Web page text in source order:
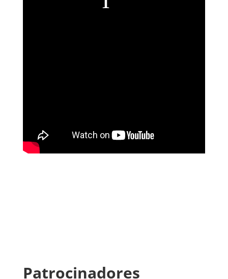
Patrocinadores